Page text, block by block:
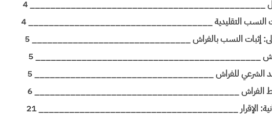
______________________________________________ 4
النسب التقليدية ____________________________________ 4
إثبات النسب بالفراش _______________________________ 5
____________________________________________ 5
الشرعي للفراش ___________________________________ 5
الفراش ________________________________________ 6
الإقرار _______________________________________ 21